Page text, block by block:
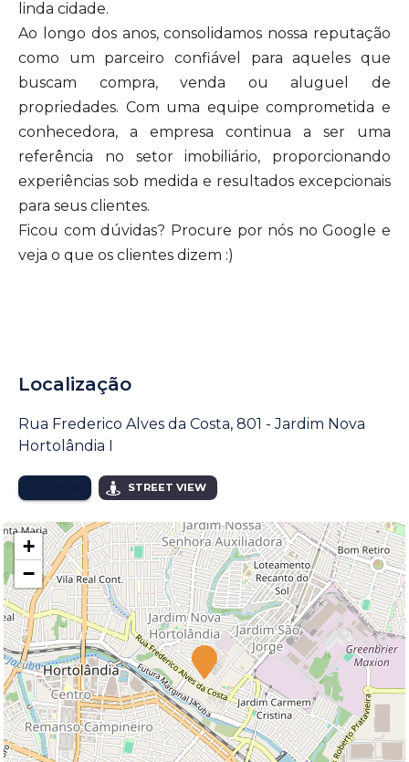
linda cidade.
Ao longo dos anos, consolidamos nossa reputação
como um parceiro confiável para aqueles que
buscam compra, venda ou aluguel de
propriedades. Com uma equipe comprometida e
conhecedora, a empresa continua a ser uma
referência no setor imobiliário, proporcionando
experiências sob medida e resultados excepcionais
para seus clientes.
Ficou com dúvidas? Procure por nós no Google e
veja o que os clientes dizem :)
Localização
Rua Frederico Alves da Costa, 801 - Jardim Nova
Hortolândia I
STREET VIEW
+
−